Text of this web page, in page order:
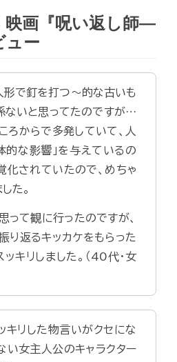
映画『呪い返し師―
ュー
人形で釘を打つ～的な古いも
ないと思ってたのですが…
ころからで多発していて、人
的な影響」を与えているの
化されていたので、めちゃ
た。
って観に行ったのですが、
り返るキッカケをもらった
キリしました。（40代・女
キリした物言いがクセにな
い女主人公のキャラクター